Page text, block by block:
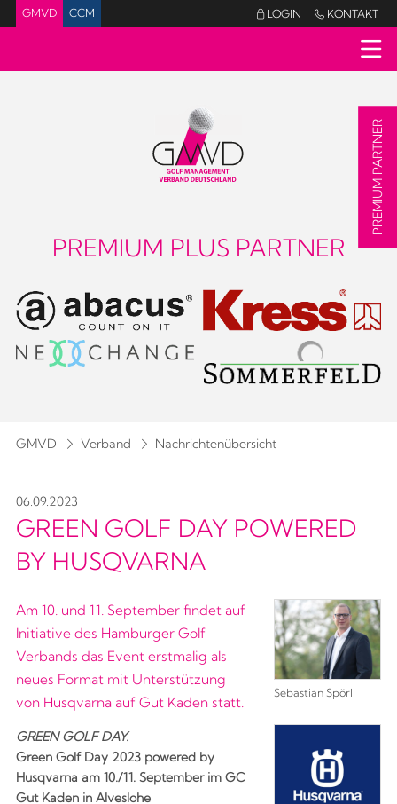
GMVD CCM LOGIN  KONTAKT
PREMIUM PLUS PARTNER
GMVD Verband Nachrichtenübersicht
06.09.2023
GREEN GOLF DAY POWERED
BY HUSQVARNA
Am 10. und 11. September findet auf
Initiative des Hamburger Golf
Verbands das Event erstmalig als
neues Format mit Unterstützung
von Husqvarna auf Gut Kaden statt.
GREEN GOLF DAY.
Green Golf Day 2023 powered by
Husqvarna am 10./11. September im GC
Gut Kaden in Alveslohe
Sebastian Spörl
PREMIUM PARTNER